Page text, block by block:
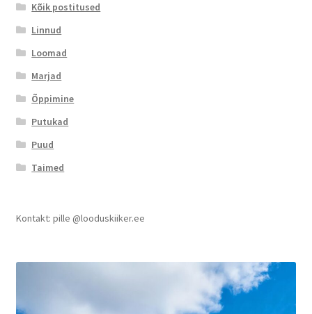
Kõik postitused
Linnud
Loomad
Marjad
Õppimine
Putukad
Puud
Taimed
Kontakt: pille @looduskiiker.ee